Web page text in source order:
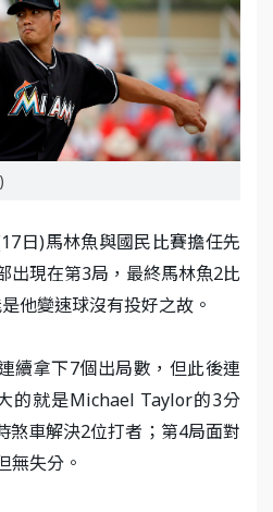
日)馬林魚與國民比賽擔任先
出現在第3局，最終馬林魚2比
他變速球沒有投好之故。
續拿下7個出局數，但此後連
的就是Michael Taylor的3分
煞車解決2位打者；第4局面對
無失分。